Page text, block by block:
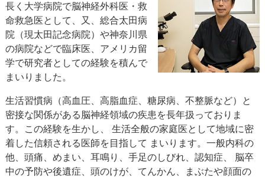
長く大学病院で脳神経外科医・救
命救急医として、又、総合太田病
院（現太田記念病院）や神奈川県
の病院などで臨床医、アメリカ留
学で研究者としての経験を積んで
まいりました。
生活習慣病（高血圧、高脂血症、糖尿病、不整脈など）と
密接な関係がある脳神経領域の疾患を長年扱っておりま
す。この経験を生かし、 生活全般の家庭医として地域に密
着した信頼される医師を目指して まいります。一般内科の
他、頭痛、めまい、耳鳴り、手足のしびれ、認知症、 脳卒
中の予防や後遺症、頭のけが、てんかん、まぶたや顔面の